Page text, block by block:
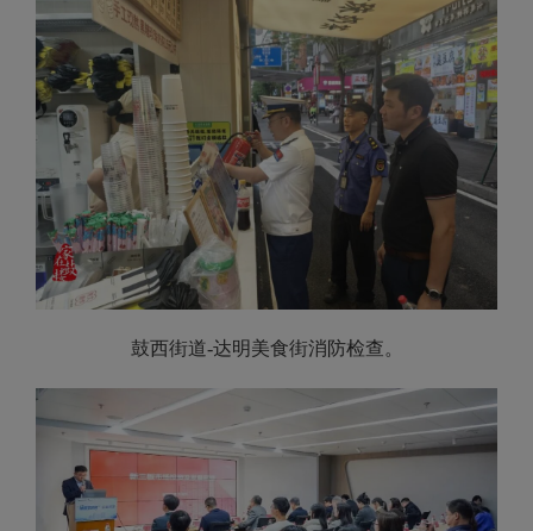
鼓西街道-达明美食街消防检查。